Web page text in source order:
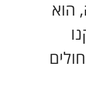
הוא